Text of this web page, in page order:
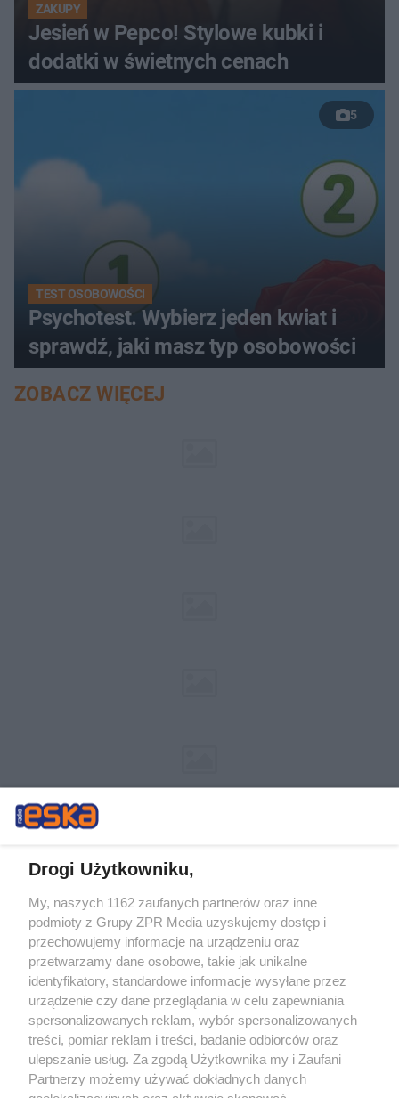
ZAKUPY
Jesień w Pepco! Stylowe kubki i
dodatki w świetnych cenach
5
TEST OSOBOWOŚCI
Psychotest. Wybierz jeden kwiat i
sprawdź, jaki masz typ osobowości
ZOBACZ WIĘCEJ
Żaden utwór zamieszczony w serwisie nie może być powielany i
rozpowszechniany lub dalej rozpowszechniany w jakikolwiek sposób (w
tym także elektroniczny lub mechaniczny) na jakimkolwiek polu
eksploatacji w jakiejkolwiek formie, włącznie z umieszczaniem w
Internecie bez pisemnej zgody właściciela praw. Jakiekolwiek użycie lub
wykorzystanie utworów w całości lub w części z naruszeniem prawa,
tzn. bez właściwej zgody, jest zabronione pod groźbą kary i może być
ścigane prawnie.
Drogi Użytkowniku,
My, naszych 1162 zaufanych partnerów oraz inne
podmioty z Grupy ZPR Media uzyskujemy dostęp i
przechowujemy informacje na urządzeniu oraz
przetwarzamy dane osobowe, takie jak unikalne
identyfikatory, standardowe informacje wysyłane przez
urządzenie czy dane przeglądania w celu zapewniania
spersonalizowanych reklam, wybór spersonalizowanych
treści, pomiar reklam i treści, badanie odbiorców oraz
ulepszanie usług. Za zgodą Użytkownika my i Zaufani
Partnerzy możemy używać dokładnych danych